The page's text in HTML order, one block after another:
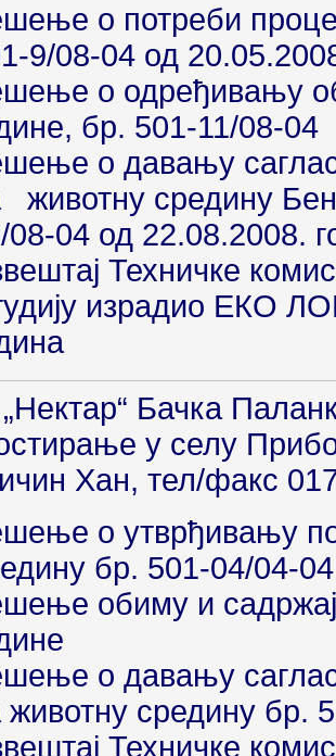
о потреби
9/08-04 од
о одређивању
бр. 501-11/08-04
о давању
животну средину
08-04 од 22.08.2008.
Техничке
израдио ЕКО
Бачка
у селу
Хан, тел/факс
о утврђивању
бр. 501-04/04-
обиму и
о давању
животну средину бр.
Техничке